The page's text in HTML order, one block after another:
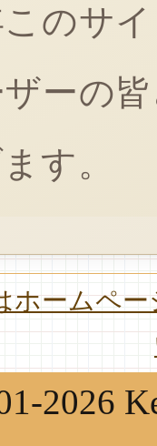
のサ
ーの
す。
ホームペ
2026